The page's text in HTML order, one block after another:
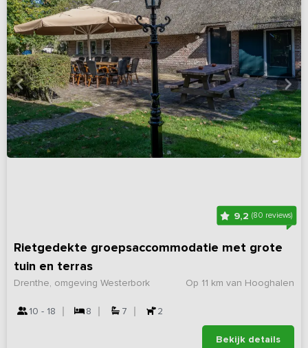
9,2 (80 reviews)
Rietgedekte groepsaccommodatie met grote
tuin en terras
Op 11 km van Hooghalen
Drenthe, omgeving Westerbork
10 - 18 8 7 2
Bekijk details